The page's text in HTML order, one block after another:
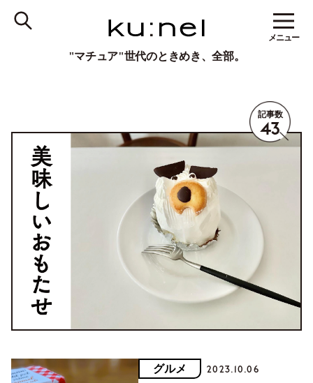
"マチュア"世代のときめき、全部。
メニュー
記事数
43
グルメ 2023.10.06